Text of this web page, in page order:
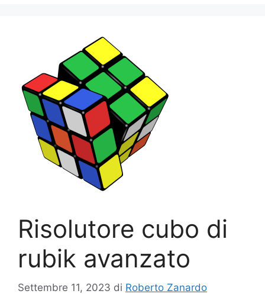
Risolutore cubo di
rubik avanzato
Settembre 11, 2023 di Roberto Zanardo